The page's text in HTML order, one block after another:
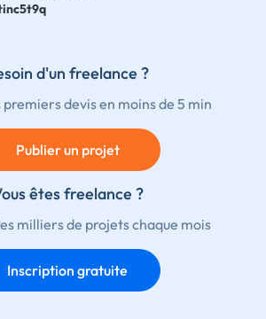
d'un freelance ?
premiers devis en moins de 5 min
Publier un projet
êtes freelance ?
milliers de projets chaque mois
Inscription gratuite